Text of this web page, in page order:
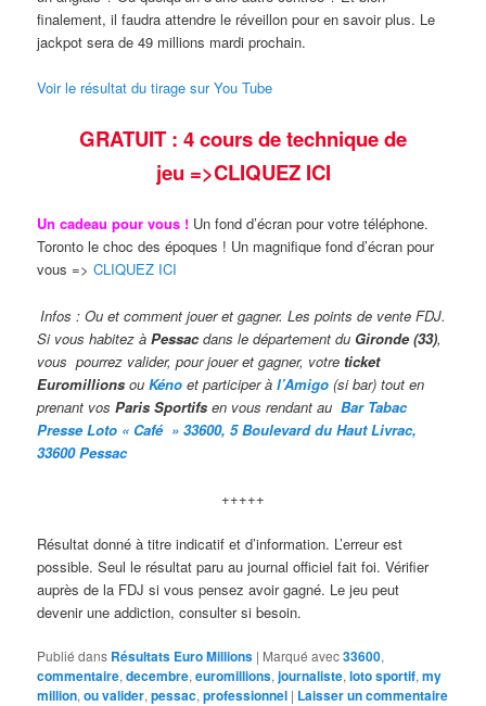
finalement, il faudra attendre le réveillon pour en savoir plus. Le
jackpot sera de 49 millions mardi prochain.
Voir le résultat du tirage sur You Tube
GRATUIT : 4 cours de technique de
jeu =>CLIQUEZ ICI
Un cadeau pour vous ! Un fond d’écran pour votre téléphone.
Toronto le choc des époques ! Un magnifique fond d’écran pour
vous =>CLIQUEZ ICI
Infos : Ou et comment jouer et gagner. Les points de vente FDJ.
Si vous habitez àPessacdans le département du Gironde (33),
vous pourrez valider,pour jouer et gagner, votre ticket
Euromillions ouKéno et participer àl’Amigo (si bar) tout en
prenant vosParis Sportifs en vous rendant au Bar Tabac
Presse Loto « Café » 33600, 5 Boulevard du Haut Livrac,
33600 Pessac
+++++
Résultat donné à titre indicatif et d’information. L’erreur est
possible. Seul le résultat paru au journal officiel fait foi. Vérifier
auprès de la FDJ si vous pensez avoir gagné. Le jeu peut
devenir une addiction, consulter si besoin.
Publié dans Résultats Euro Millions | Marqué avec33600,
commentaire,decembre,euromillions,journaliste,loto sportif,my
million,ou valider,pessac,professionnel | Laisser un commentaire